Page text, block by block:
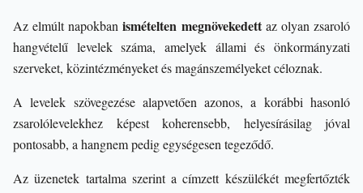
Az elmúlt napokbanismételten megnövekedettaz olyan zsaroló
hangvételű levelek száma, amelyek állami és önkormányzati
szerveket, közintézményeket és magánszemélyeket céloznak.
A levelek szövegezése alapvetően azonos, a korábbi hasonló
zsarolólevelekhez képest koherensebb, helyesírásilag jóval
pontosabb, a hangnem pedig egységesen tegeződő.
Az üzenetek tartalma szerint a címzett készülékét megfertőzték